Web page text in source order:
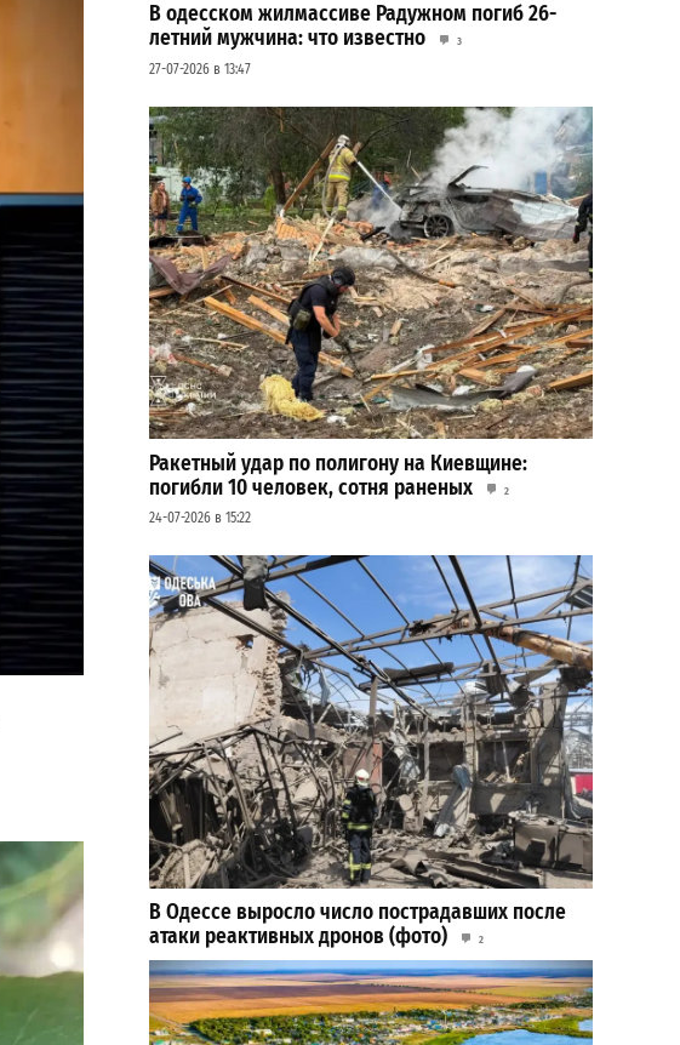
В одесском жилмассиве Радужном погиб 26-
летний мужчина: что известно
3
27-07-2026 в 13:47
Ракетный удар по полигону на Киевщине:
погибли 10 человек, сотня раненых
2
24-07-2026 в 15:22
В Одессе выросло число пострадавших после
атаки реактивных дронов (фото)
2
24-07-2026 в 14:29
ВИБОР РЕДАКЦИИ